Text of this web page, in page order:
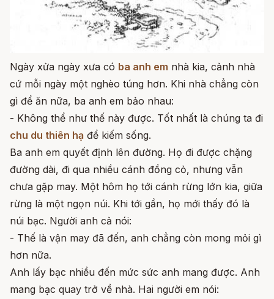
Ngày xửa ngày xưa có ba anh em nhà kia, cảnh nhà
cứ mỗi ngày một nghèo túng hơn. Khi nhà chẳng còn
gì để ăn nữa, ba anh em bảo nhau:
- Không thể như thế này được. Tốt nhất là chúng ta đi
chu du thiên hạ để kiếm sống.
Ba anh em quyết định lên đường. Họ đi được chặng
đường dài, đi qua nhiều cánh đồng cỏ, nhưng vẫn
chưa gặp may. Một hôm họ tới cánh rừng lớn kia, giữa
rừng là một ngọn núi. Khi tới gần, họ mới thấy đó là
núi bạc. Người anh cả nói:
- Thế là vận may đã đến, anh chẳng còn mong mỏi gì
hơn nữa.
Anh lấy bạc nhiều đến mức sức anh mang được. Anh
mang bạc quay trở về nhà. Hai người em nói: